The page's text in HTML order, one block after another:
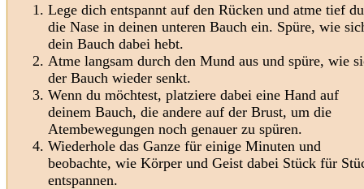
Lege dich entspannt auf den Rücken und atme tief
die Nase in deinen unteren Bauch ein. Spüre, wie
dein Bauch dabei hebt.
Atme langsam durch den Mund aus und spüre, wie
der Bauch wieder senkt.
Wenn du möchtest, platziere dabei eine Hand auf
deinem Bauch, die andere auf der Brust, um die
Atembewegungen noch genauer zu spüren.
Wiederhole das Ganze für einige Minuten und
beobachte, wie Körper und Geist dabei Stück für
entspannen.